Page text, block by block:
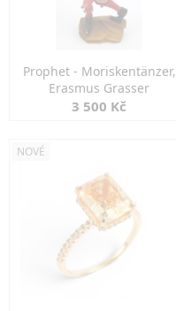
Prophet - Moriskentänzer,
Erasmus Grasser
3 500 Kč
NOVÉ